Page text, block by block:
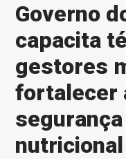
Governo
capacita
gestores
fortalecer
nutricional